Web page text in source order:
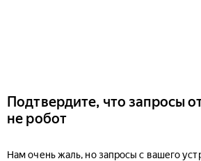
Подтвердите, что запросы
не робот
Нам очень жаль, но запросы с вашего